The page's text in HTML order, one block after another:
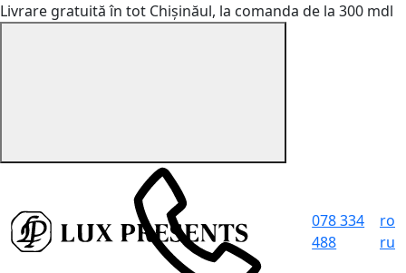
Livrare gratuită în tot Chișinăul, la comanda de la 300 mdl
078 334
488
ro
ru